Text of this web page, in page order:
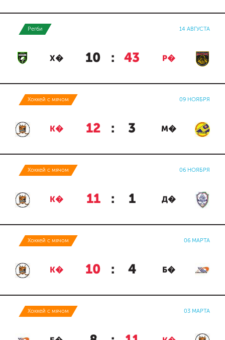
Регби 14 АВГУСТА
Х� 10 : 43 Р�
Хоккей с мячом 09 НОЯБРЯ
К� 12 : 3 М�
Хоккей с мячом 06 НОЯБРЯ
К� 11 : 1 Д�
Хоккей с мячом 06 МАРТА
К� 10 : 4 Б�
Хоккей с мячом 03 МАРТА